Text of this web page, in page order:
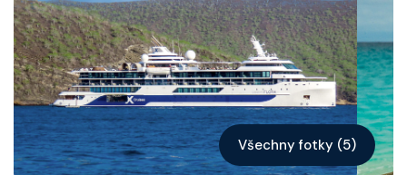
Články
Kontakt
Vyhledat plavbu Všechny fotky (5)